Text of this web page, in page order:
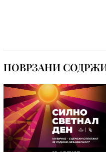
ПОВРЗАНИ